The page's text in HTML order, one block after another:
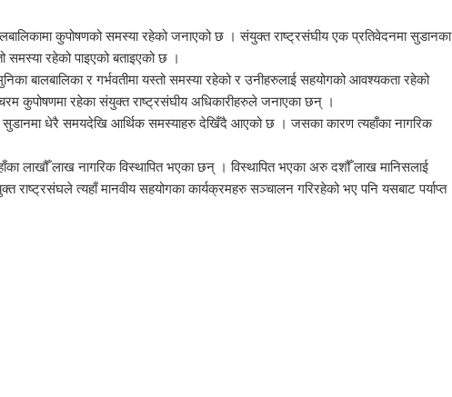
कुपोषणको समस्या रहेको जनाएको छ । संयुक्त राष्ट्रसंघीय एक प्रतिवेदनमा सुडानका
समस्या रहेको पाइएको बताइएको छ ।
बालबालिका र गर्भवतीमा यस्तो समस्या रहेको र उनीहरुलाई सहयोगको आवश्यकता रहेको
कुपोषणमा रहेका संयुक्त राष्ट्रसंघीय अधिकारीहरुले जनाएका छन् ।
धेरै समयदेखि आर्थिक समस्याहरु देखिँदै आएको छ । जसका कारण त्यहाँका नागरिक
लाखौँ लाख नागरिक विस्थापित भएका छन् । विस्थापित भएका अरु दशौँ लाख मानिसलाई
राष्ट्रसंघले त्यहाँ मानवीय सहयोगका कार्यक्रमहरु सञ्चालन गरिरहेको भए पनि यसबाट पर्याप्त